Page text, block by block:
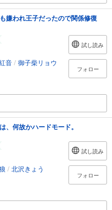
嫌われ王子だったので関係修復
音 / 御子柴リョウ
試し読み
フォロー
、何故かハードモード。
/ 北沢きょう
試し読み
フォロー